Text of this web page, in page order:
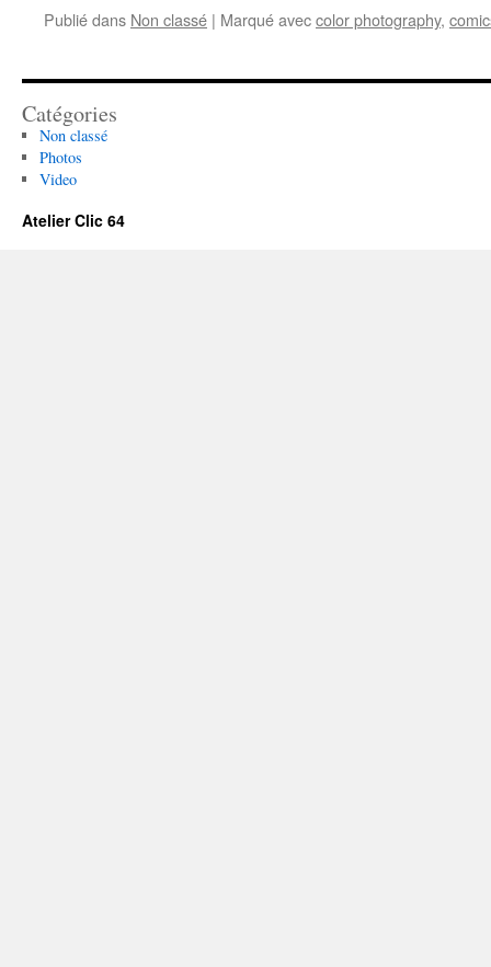
Publié dans Non classé | Marqué aveccolor photography,
Catégories
Non classé
Photos
Video
Atelier Clic 64